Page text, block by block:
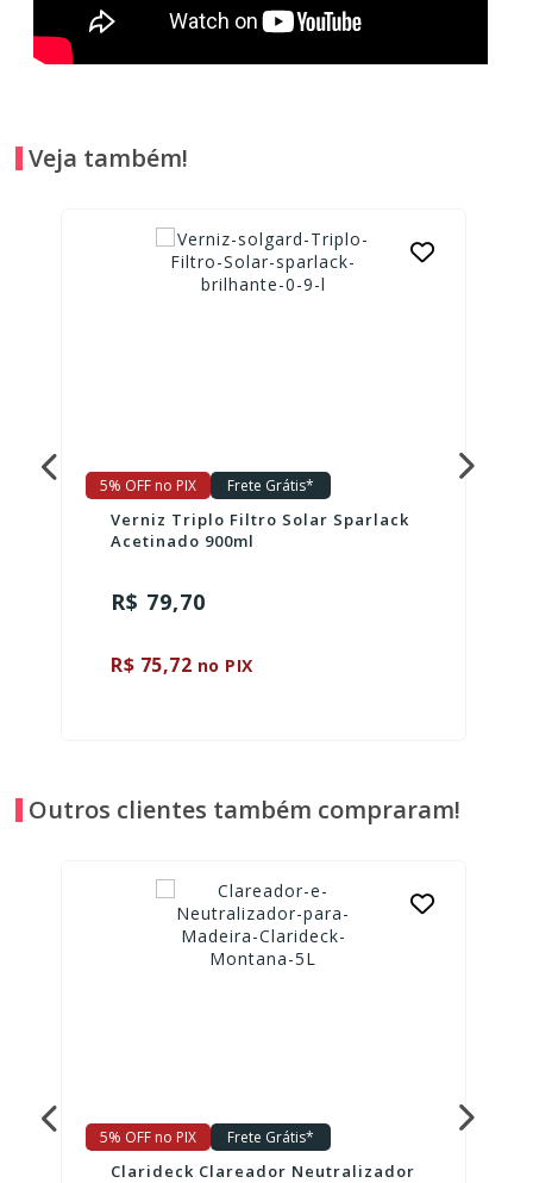
Veja também!
5% OFF no PIX Frete Grátis*
Verniz Triplo Filtro Solar Sparlack
Acetinado 900ml
R$ 79,70
R$ 75,72 no PIX
Outros clientes também compraram!
5% OFF no PIX Frete Grátis*
Clarideck Clareador Neutralizador